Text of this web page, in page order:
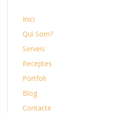
Inici
Qui Som?
Serveis
Receptes
Portfoli
Blog
Contacte